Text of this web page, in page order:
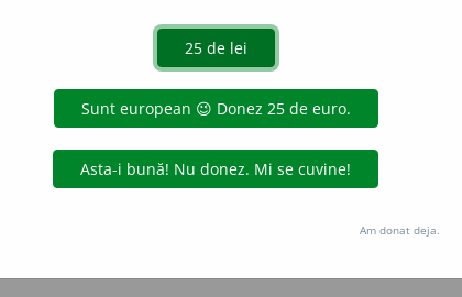
supraveghem)
Strifler
Copyright © 2004-2026 dexonline (https://dexonline.ro)
de pe acest site, inclusiv prin orice metode de extragere automată
prealabil scris, cu excepția seturilor de date oferite oficial spre utilizare
Hosterion
Am donat deja.